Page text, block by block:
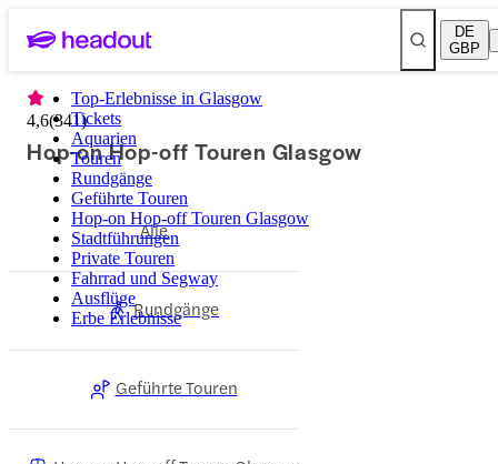
DE
GBP
Top-Erlebnisse in Glasgow
Tickets
Aquarien
Touren
Rundgänge
Geführte Touren
Hop-on Hop-off Touren Glasgow
Stadtführungen
Private Touren
Fahrrad und Segway
Ausflüge
Erbe Erlebnisse
4,6(341)
Hop-on Hop-off Touren Glasgow
Alle
Rundgänge
Geführte Touren